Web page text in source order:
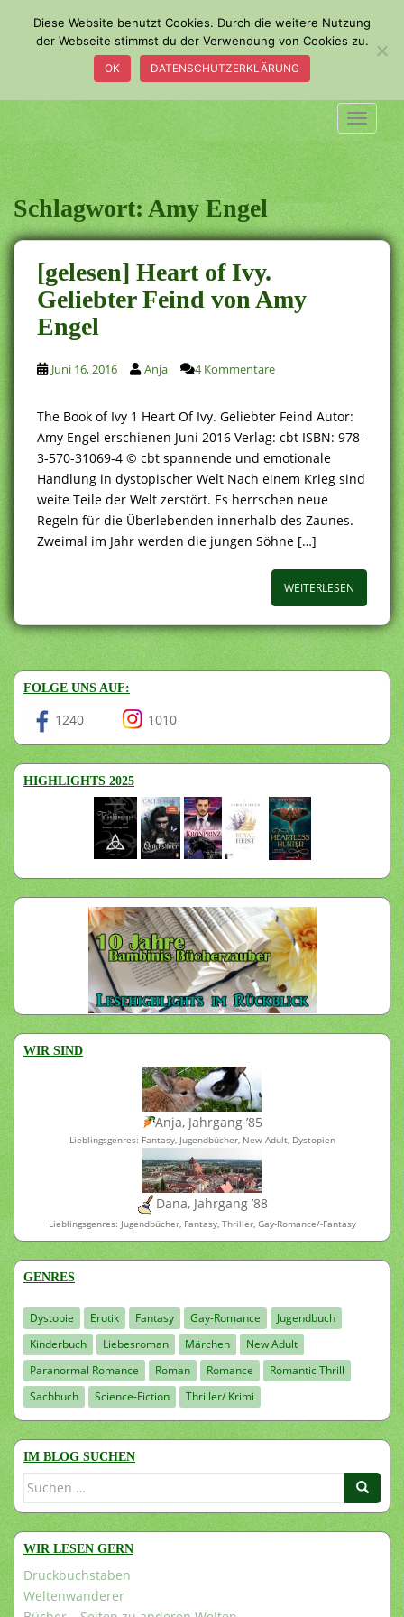
m
a
i
n
c
o
n
t
e
n
t
Schlagwort:Amy Engel
[gelesen] Heart of Ivy.
Geliebter Feind von Amy
Engel
Juni 16, 2016 Anja 4 Kommentare
The Book of Ivy 1 Heart Of Ivy. Geliebter Feind Autor:
Amy Engel erschienen Juni 2016 Verlag: cbt ISBN: 978-
3-570-31069-4 © cbt spannende und emotionale
Handlung in dystopischer Welt Nach einem Krieg sind
weite Teile der Welt zerstört. Es herrschen neue
Regeln für die Überlebenden innerhalb des Zaunes.
Zweimal im Jahr werden die jungen Söhne […]
WEITERLESEN
FOLGE UNS AUF:
1240 1010
HIGHLIGHTS 2025
WIR SIND
Anja, Jahrgang ’85
Lieblingsgenres: Fantasy, Jugendbücher, New Adult, Dystopien
Dana, Jahrgang ’88
Lieblingsgenres: Jugendbücher, Fantasy, Thriller, Gay-Romance/-Fantasy
GENRES
Dystopie Erotik Fantasy Gay-Romance
Jugendbuch
Kinderbuch
Liebesroman Märchen
New Adult
Paranormal Romance
Roman Romance
Romantic Thrill
Sachbuch
Science-Fiction Thriller/ Krimi
IM BLOG SUCHEN
Suchen
WIR LESEN GERN
Druckbuchstaben
Weltenwanderer
Diese Website benutzt Cookies. Durch die weitere Nutzung
der Webseite stimmst du der Verwendung von Cookies zu.
OK DATENSCHUTZERKLÄRUNG